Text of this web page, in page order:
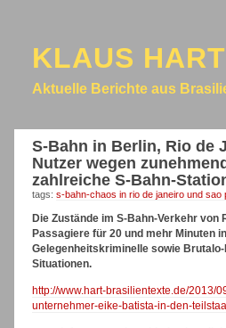
KLAUS
Aktuelle Berichte aus
S-Bahn in Berlin, Rio de
Nutzer wegen
zahlreiche S-Bahn-
tags: s-bahn-chaos in rio de janeiro und sao
Die Zustände im S-Bahn-Verkehr
Passagiere für 20 und mehr Minuten
Gelegenheitskriminelle sowie
Situationen.
http://www.hart-brasilientexte.de/
unternehmer-eike-batista-in-den-